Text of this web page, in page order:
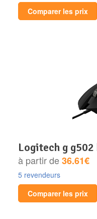
Comparer les prix
logitech g
à partir de36.61€
5 revendeurs
Comparer les prix